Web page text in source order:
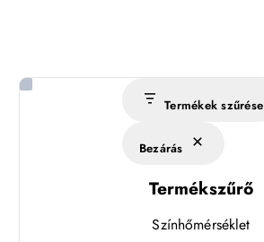
Termékek szűrése
Bezárás
Termékszűrő
Színhőmérséklet